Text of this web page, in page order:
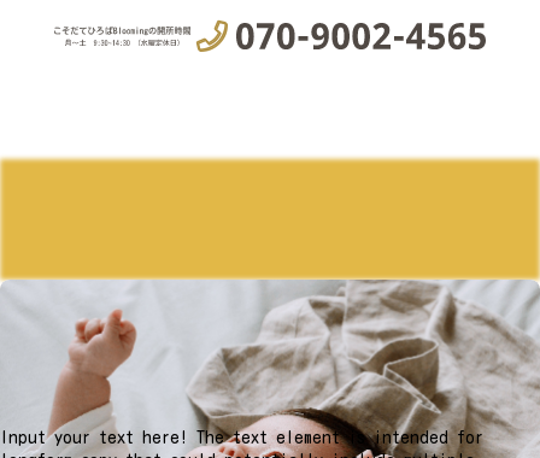
Input your text here! The text element is intended for